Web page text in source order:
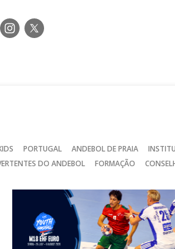
Siga-
nos
Siga-
nos
PORTUGAL ANDEBOL DE PRAIA
DO ANDEBOL FORMAÇÃO